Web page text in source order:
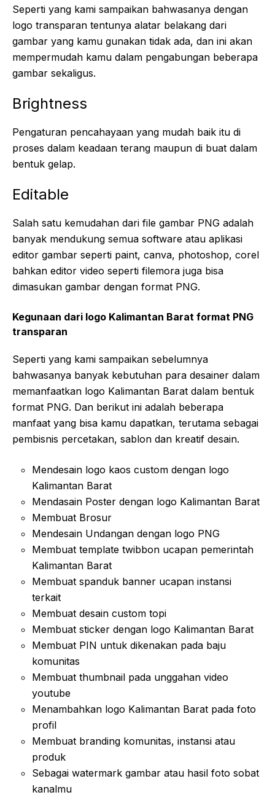
Seperti yang kami sampaikan bahwasanya dengan
logo transparan tentunya alatar belakang dari
gambar yang kamu gunakan tidak ada, dan ini akan
mempermudah kamu dalam pengabungan beberapa
gambar sekaligus.
Brightness
Pengaturan pencahayaan yang mudah baik itu di
proses dalam keadaan terang maupun di buat dalam
bentuk gelap.
Editable
Salah satu kemudahan dari file gambar PNG adalah
banyak mendukung semua software atau aplikasi
editor gambar seperti paint, canva, photoshop, corel
bahkan editor video seperti filemora juga bisa
dimasukan gambar dengan format PNG.
Kegunaan dari logo Kalimantan Barat format PNG
transparan
Seperti yang kami sampaikan sebelumnya
bahwasanya banyak kebutuhan para desainer dalam
memanfaatkan logo Kalimantan Barat dalam bentuk
format PNG. Dan berikut ini adalah beberapa
manfaat yang bisa kamu dapatkan, terutama sebagai
pembisnis percetakan, sablon dan kreatif desain.
Mendesain logo kaos custom dengan logo
Kalimantan Barat
Mendasain Poster dengan logo Kalimantan Barat
Membuat Brosur
Mendesain Undangan dengan logo PNG
Membuat template twibbon ucapan pemerintah
Kalimantan Barat
Membuat spanduk banner ucapan instansi
terkait
Membuat desain custom topi
Membuat sticker dengan logo Kalimantan Barat
Membuat PIN untuk dikenakan pada baju
komunitas
Membuat thumbnail pada unggahan video
youtube
Menambahkan logo Kalimantan Barat pada foto
profil
Membuat branding komunitas, instansi atau
produk
Sebagai watermark gambar atau hasil foto sobat
kanalmu